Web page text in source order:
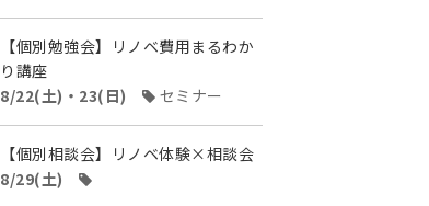
【個別勉強会】リノベ費用まるわか
り講座
8/22(土)・23(日)
セミナー
【個別相談会】リノベ体験×相談会
8/29(土)